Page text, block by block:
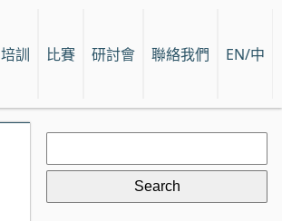
培訓 比賽 研討會 聯絡我們 EN/中
Search
for: